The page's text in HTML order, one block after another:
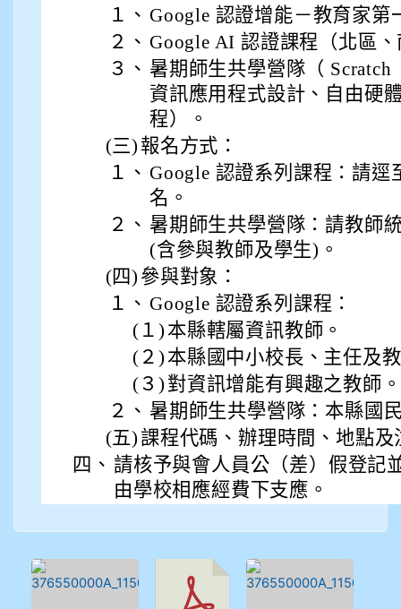
１、 Google 認證增能－教育家第
２、 Google AI 認證課程（北區
３、 暑期師生共學營隊（
資訊應用程式設計、自由硬
程）。
(三) 報名方式：
１、 Google 認證系列課程：請逕
名。
２、 暑期師生共學營隊：請教師
(含參與教師及學生)。
(四) 參與對象：
１、 Google 認證系列課程：
(１) 本縣轄屬資訊教師。
(２) 本縣國中小校長、主任及
(３) 對資訊增能有興趣之教師。
２、 暑期師生共學營隊：本縣國
(五)課程代碼、辦理時間、地點
四、 請核予與會人員公（差）假登記
由學校相應經費下支應。